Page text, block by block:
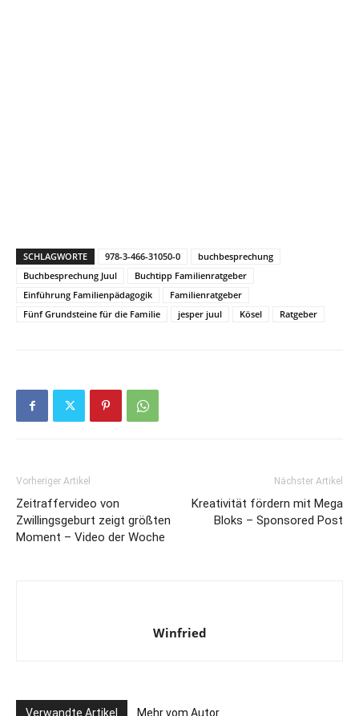
SCHLAGWORTE 978-3-466-31050-0
buchbesprechung
Buchbesprechung Juul
Buchtipp Familienratgeber
Einführung Familienpädagogik
Familienratgeber
Fünf Grundsteine für die Familie
jesper juul Kösel Ratgeber
Vorheriger Artikel
Zeitraffervideo von
Zwillingsgeburt zeigt größten
Moment – Video der Woche
Nächster Artikel
Kreativität fördern mit Mega
Bloks – Sponsored Post
Winfried
Verwandte Artikel Mehr vom Autor